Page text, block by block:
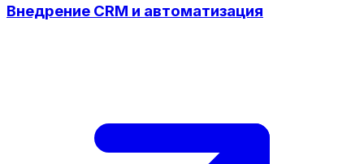
Внедрение CRM и автоматизация